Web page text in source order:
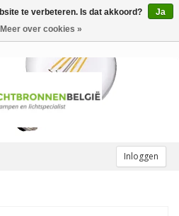
Inloggen
te verbeteren. Is dat akkoord?
Ja
Meer over cookies »